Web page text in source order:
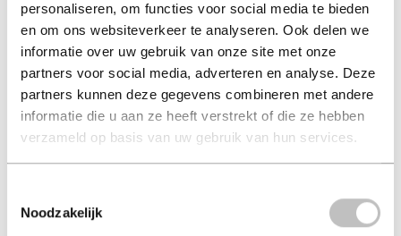
personaliseren, om functies voor social media te bieden
en om ons websiteverkeer te analyseren. Ook delen we
informatie over uw gebruik van onze site met onze
partners voor social media, adverteren en analyse. Deze
partners kunnen deze gegevens combineren met andere
informatie die u aan ze heeft verstrekt of die ze hebben
verzameld op basis van uw gebruik van hun services.
Noodzakelijk
Leven in verschoven
werkelijkheden (ebook)
j. van der linde (auteur) | j. van der linde (auteur)
2026 16,00 16,00
in winkelmand